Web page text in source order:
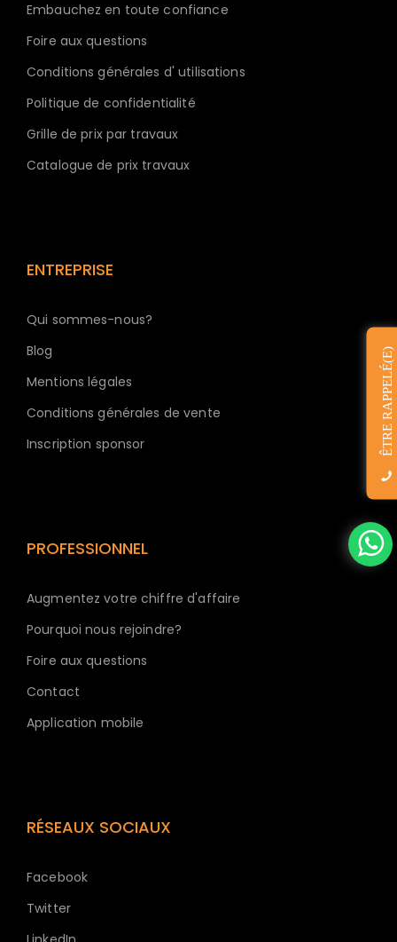
Embauchez en toute confiance
Foire aux questions
Conditions générales d' utilisations
Politique de confidentialité
Grille de prix par travaux
Catalogue de prix travaux
ENTREPRISE
Qui sommes-nous?
Blog
Mentions légales
Conditions générales de vente
Inscription sponsor
PROFESSIONNEL
Augmentez votre chiffre d'affaire
Pourquoi nous rejoindre?
Foire aux questions
Contact
Application mobile
RÉSEAUX SOCIAUX
Facebook
Twitter
ÊTRE RAPPELÉ(E)